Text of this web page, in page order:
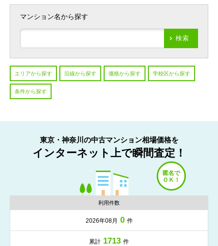
マンション名から探す
検索
エリアから探す 沿線から探す 価格から探す 学校区から探す
条件から探す
東京・神奈川の中古マンション相場価格を
インターネット上で瞬間査定！
利用件数
2026年08月 0 件
累計 1713 件